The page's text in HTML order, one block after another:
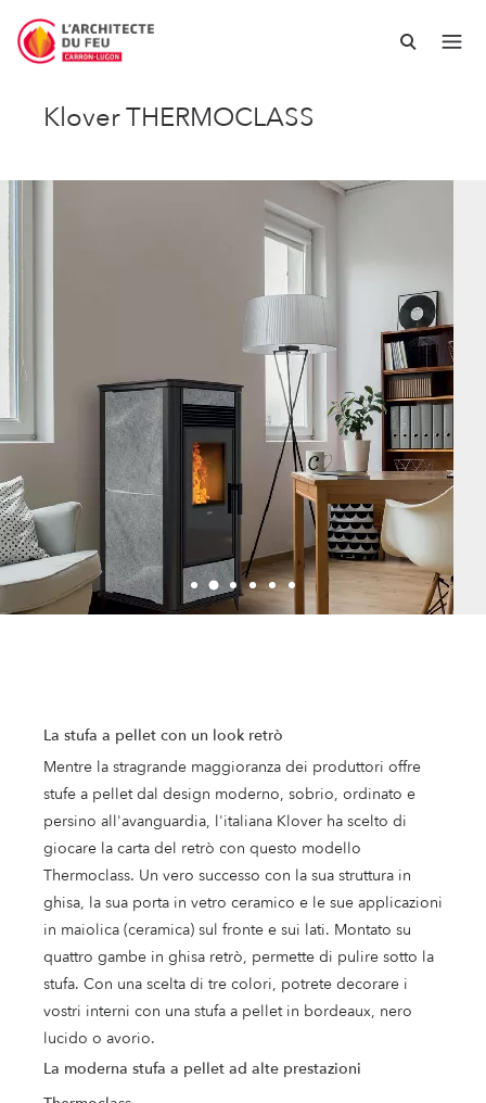
Klover THERMOCLASS
La stufa a pellet con un look retrò
Mentre la stragrande maggioranza dei produttori offre
stufe a pellet dal design moderno, sobrio, ordinato e
persino all'avanguardia, l'italiana Klover ha scelto di
giocare la carta del retrò con questo modello
Thermoclass. Un vero successo con la sua struttura in
ghisa, la sua porta in vetro ceramico e le sue applicazioni
in maiolica (ceramica) sul fronte e sui lati. Montato su
quattro gambe in ghisa retrò, permette di pulire sotto la
stufa. Con una scelta di tre colori, potrete decorare i
vostri interni con una stufa a pellet in bordeaux, nero
lucido o avorio.
La moderna stufa a pellet ad alte prestazioni